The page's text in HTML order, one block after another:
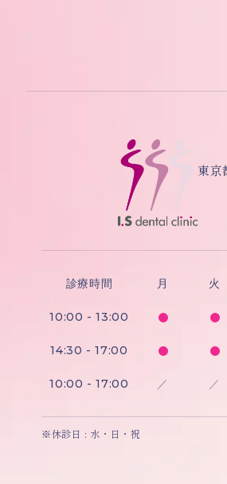
東京
診療時間 月 火
10:00 - 13:00
14:30 - 17:00
10:00 - 17:00 ／ ／
※休診日 : 水・日・祝